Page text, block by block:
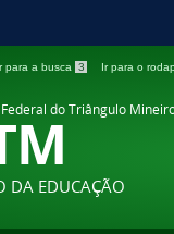
para a busca 3 Ir para o
do Triângulo
DA EDUCAÇÃO